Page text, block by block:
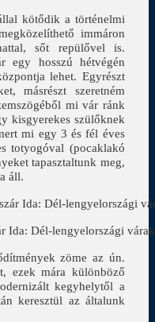
kötődik a történelmi
immáron
sőt repülővel is.
egy hosszú hétvégén
lehet. Egyrészt
másrészt szeretném
mi vár ránk
kisgyerekes szülőknek
mi egy 3 és fél éves
totyogóval (pocaklakó
tapasztaltunk meg,
áll.
Ida: Dél-lengyelországi várak
zöme az ún.
ezek mára különböző
kegyhelytől a
keresztül az általunk